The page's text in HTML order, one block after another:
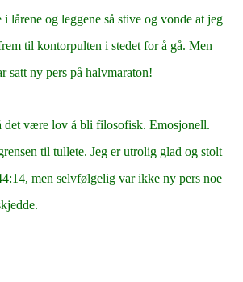
lårene og leggene så stive og vonde at jeg
til kontorpulten i stedet for å gå. Men
satt ny pers på halvmaraton!
det være lov å bli filosofisk. Emosjonell.
til tullete. Jeg er utrolig glad og stolt
men selvfølgelig var ikke ny pers noe